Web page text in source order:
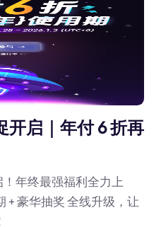
开启｜年付 6 折再
年终最强福利全力上
+ 豪华抽奖 全线升级，让